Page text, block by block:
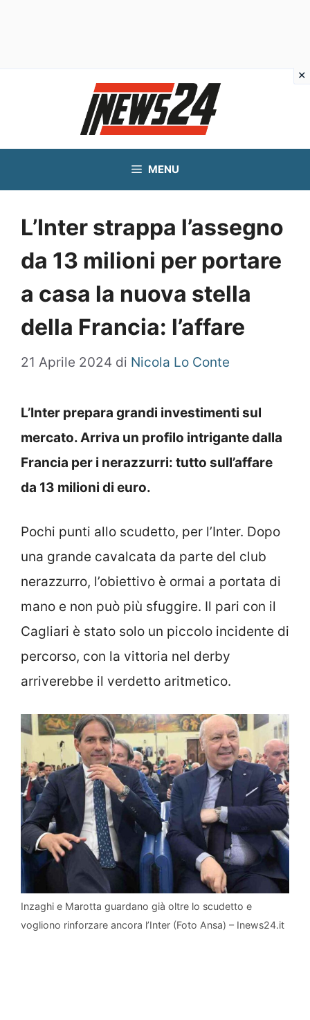
MENU
L’Inter strappa l’assegno
da 13 milioni per portare
a casa la nuova stella
della Francia: l’affare
21 Aprile 2024 di Nicola Lo Conte
L’Inter prepara grandi investimenti sul
mercato. Arriva un profilo intrigante dalla
Francia per i nerazzurri: tutto sull’affare
da 13 milioni di euro.
Pochi punti allo scudetto, per l’Inter. Dopo
una grande cavalcata da parte del club
nerazzurro, l’obiettivo è ormai a portata di
mano e non può più sfuggire. Il pari con il
Cagliari è stato solo un piccolo incidente di
percorso, con la vittoria nel derby
arriverebbe il verdetto aritmetico.
Inzaghi e Marotta guardano già oltre lo scudetto e
vogliono rinforzare ancora l’Inter (Foto Ansa) – Inews24.it